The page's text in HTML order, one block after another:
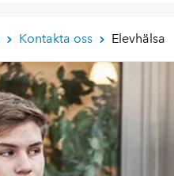
Kontakta oss Elevhälsa